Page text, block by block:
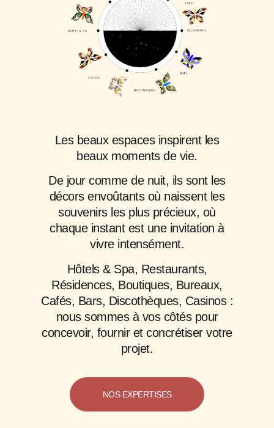
Les beaux espaces inspirent les
beaux moments de vie.
De jour comme de nuit, ils sont les
décors envoûtants où naissent les
souvenirs les plus précieux, où
chaque instant est une invitation à
vivre intensément.
Hôtels & Spa, Restaurants,
Résidences, Boutiques, Bureaux,
Cafés, Bars, Discothèques, Casinos :
nous sommes à vos côtés pour
concevoir, fournir et concrétiser votre
projet.
NOS EXPERTISES